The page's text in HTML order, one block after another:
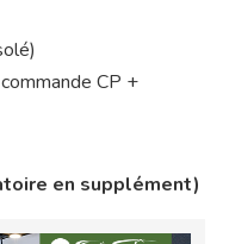
CP +
en supplément)